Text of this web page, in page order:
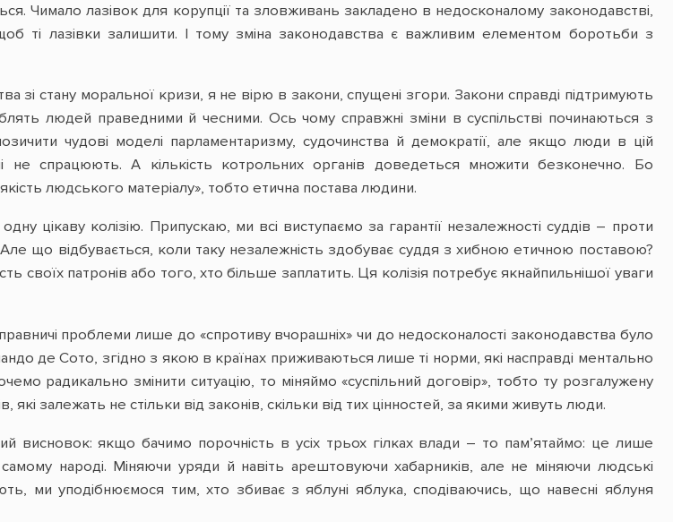
Чимало лазівок для корупції та зловживань закладено в недосконалому законодавстві,
ті лазівки залишити. І тому зміна законодавства є важливим елементом боротьби з
зі стану моральної кризи, я не вірю в закони, спущені згори. Закони справді підтримують
людей праведними й чесними. Ось чому справжні зміни в суспільстві починаються з
чудові моделі парламентаризму, судочинства й демократії, але якщо люди в цій
не спрацюють. А кількість котрольних органів доведеться множити безконечно. Бо
людського матеріалу», тобто етична постава людини.
цікаву колізію. Припускаю, ми всі виступаємо за гарантії незалежності суддів – проти
що відбувається, коли таку незалежність здобуває суддя з хибною етичною поставою?
своїх патронів або того, хто більше заплатить. Ця колізія потребує якнайпильнішої уваги
проблеми лише до «спротиву вчорашніх» чи до недосконалості законодавства було
де Сото, згідно з якою в країнах приживаються лише ті норми, які насправді ментально
радикально змінити ситуацію, то міняймо «суспільний договір», тобто ту розгалужену
які залежать не стільки від законів, скільки від тих цінностей, за якими живуть люди.
висновок: якщо бачимо порочність в усіх трьох гілках влади – то пам’ятаймо: це лише
самому народі. Міняючи уряди й навіть арештовуючи хабарників, але не міняючи людські
ми уподібнюємося тим, хто збиває з яблуні яблука, сподіваючись, що навесні яблуня